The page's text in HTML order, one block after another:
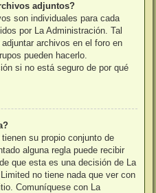
adjuntos?
son individuales para cada
por La Administración. Tal
archivos en el foro en
pueden hacerlo.
si no está seguro de por qué
su propio conjunto de
alguna regla puede recibir
que esta es una decisión de La
no tiene nada que ver con
Comuníquese con La